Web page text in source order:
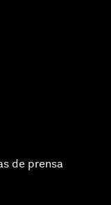
de prensa